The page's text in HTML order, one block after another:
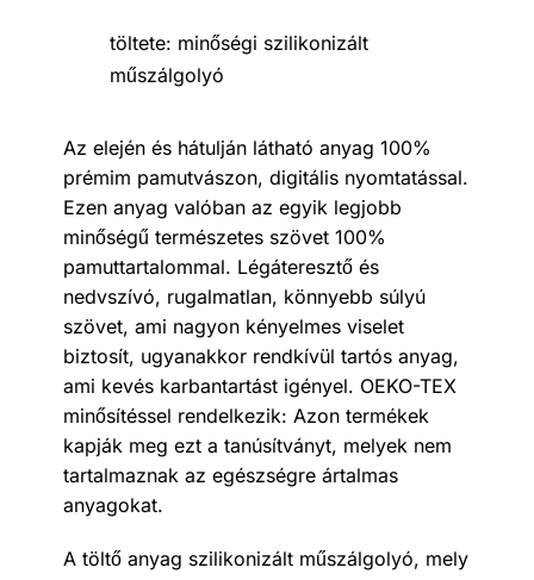
töltete: minőségi szilikonizált
műszálgolyó
Az elején és hátulján látható anyag 100%
prémim pamutvászon, digitális nyomtatással.
Ezen anyag valóban az egyik legjobb
minőségű természetes szövet 100%
pamuttartalommal. Légáteresztő és
nedvszívó, rugalmatlan, könnyebb súlyú
szövet, ami nagyon kényelmes viselet
biztosít, ugyanakkor rendkívül tartós anyag,
ami kevés karbantartást igényel. OEKO-TEX
minősítéssel rendelkezik: Azon termékek
kapják meg ezt a tanúsítványt, melyek nem
tartalmaznak az egészségre ártalmas
anyagokat.
A töltő anyag szilikonizált műszálgolyó, mely